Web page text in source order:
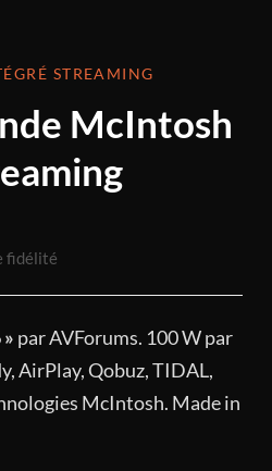
STREAMING
McIntosh
fidélité
par AVForums. 100 W par
AirPlay, Qobuz, TIDAL,
McIntosh. Made in